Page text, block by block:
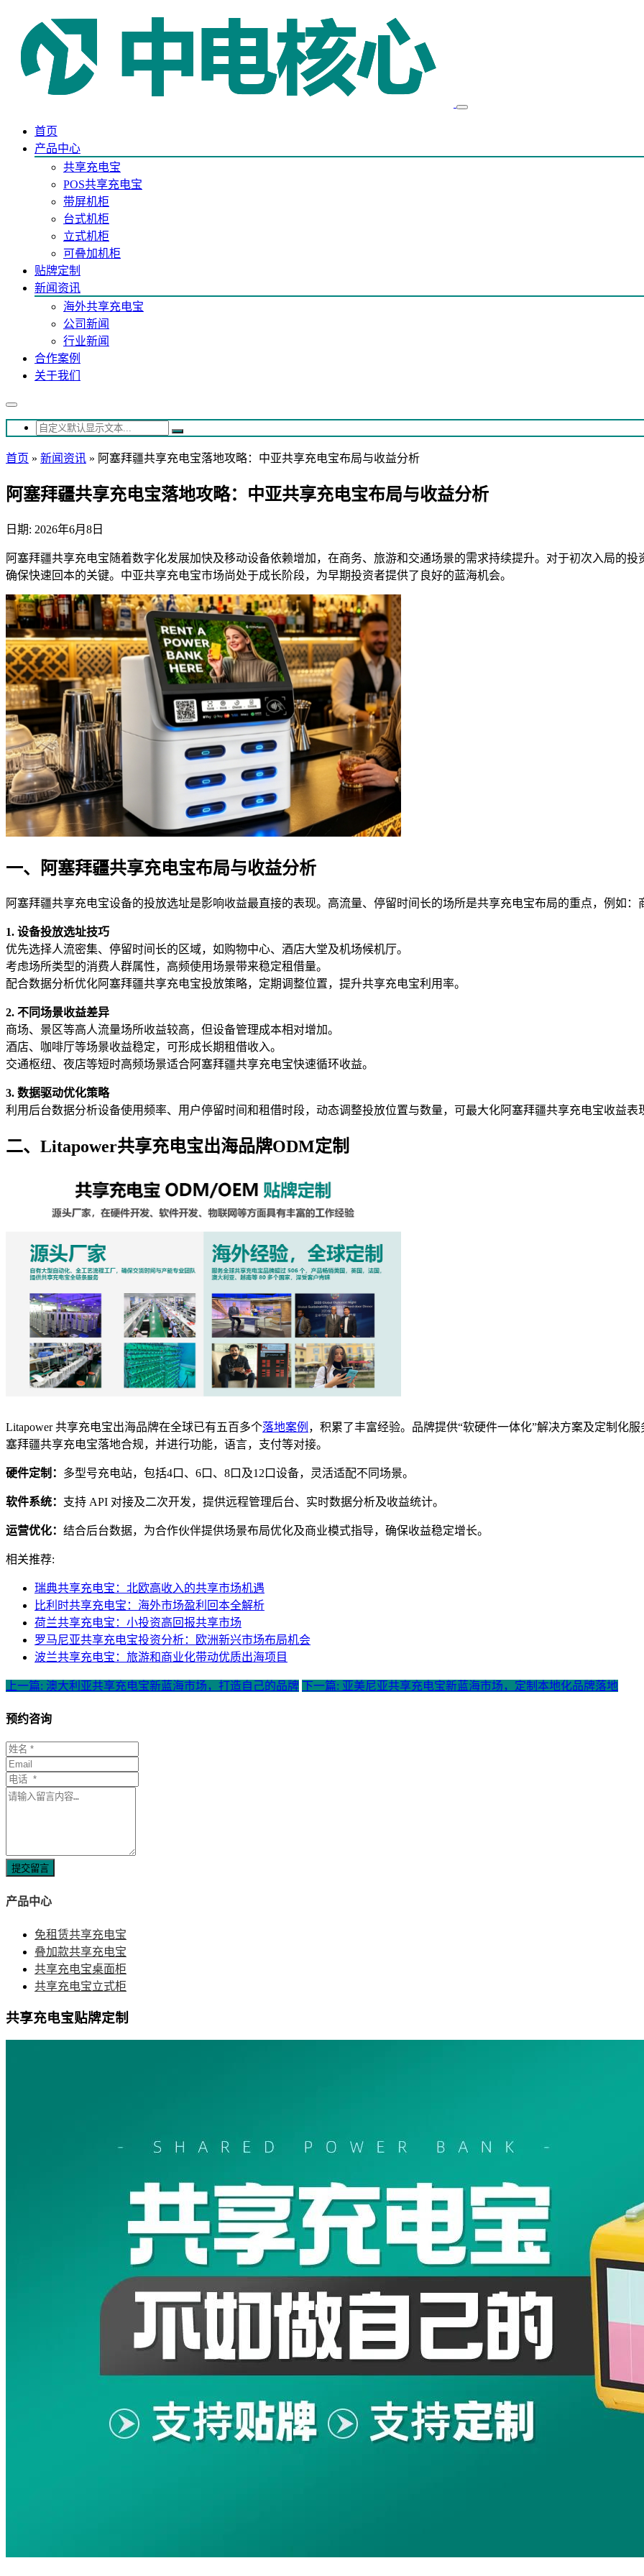
首页
产品中心
共享充电宝
POS共享充电宝
带屏机柜
台式机柜
立式机柜
可叠加机柜
贴牌定制
新闻资讯
海外共享充电宝
公司新闻
行业新闻
合作案例
关于我们
首页 » 新闻资讯 » 阿塞拜疆共享充电宝落地攻略：中亚共享充电宝布局与收益分析
阿塞拜疆共享充电宝落地攻略：中亚共享充电宝布局与收益分析
日期: 2026年6月8日
阿塞拜疆共享充电宝随着数字化发展加快及移动设备依赖增加，在商务、旅游和交通场景的需求持续提升。对于初次入局的
确保快速回本的关键。中亚共享充电宝市场尚处于成长阶段，为早期投资者提供了良好的蓝海机会。
一、阿塞拜疆共享充电宝布局与收益分析
阿塞拜疆共享充电宝设备的投放选址是影响收益最直接的表现。高流量、停留时间长的场所是共享充电宝布局的重点，例如
1. 设备投放选址技巧
优先选择人流密集、停留时间长的区域，如购物中心、酒店大堂及机场候机厅。
考虑场所类型的消费人群属性，高频使用场景带来稳定租借量。
配合数据分析优化阿塞拜疆共享充电宝投放策略，定期调整位置，提升共享充电宝利用率。
2. 不同场景收益差异
商场、景区等高人流量场所收益较高，但设备管理成本相对增加。
酒店、咖啡厅等场景收益稳定，可形成长期租借收入。
交通枢纽、夜店等短时高频场景适合阿塞拜疆共享充电宝快速循环收益。
3. 数据驱动优化策略
利用后台数据分析设备使用频率、用户停留时间和租借时段，动态调整投放位置与数量，可最大化阿塞拜疆共享充电宝收益表
二、Litapower共享充电宝出海品牌ODM定制
Litapower 共享充电宝出海品牌在全球已有五百多个落地案例 ，积累了丰富经验。品牌提供“软硬件一体化”解决方案及定制化
塞拜疆共享充电宝落地合规，并进行功能，语言，支付等对接。
硬件定制： 多型号充电站，包括4口、6口、8口及12口设备，灵活适配不同场景。
软件系统： 支持 API 对接及二次开发，提供远程管理后台、实时数据分析及收益统计。
运营优化： 结合后台数据，为合作伙伴提供场景布局优化及商业模式指导，确保收益稳定增长。
相关推荐:
瑞典共享充电宝：北欧高收入的共享市场机遇
比利时共享充电宝：海外市场盈利回本全解析
荷兰共享充电宝：小投资高回报共享市场
罗马尼亚共享充电宝投资分析：欧洲新兴市场布局机会
波兰共享充电宝：旅游和商业化带动优质出海项目
上一篇: 澳大利亚共享充电宝新蓝海市场，打造自己的品牌 下一篇: 亚美尼亚共享充电宝新蓝海市场，定制本地化品牌落地
预约咨询
提交留言
产品中心
免租赁共享充电宝
叠加款共享充电宝
共享充电宝桌面柜
共享充电宝立式柜
共享充电宝贴牌定制